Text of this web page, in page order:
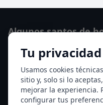
Tu
Usamos cookies
sitio y, solo si lo
mejorar la experiencia.
configurar tus
Algunos santos de
Santo Domingo de
Ver todos los santos de
Acceso a los Meses